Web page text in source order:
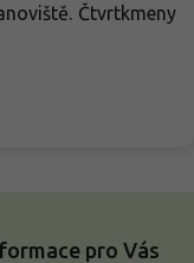
Čtvrtkmeny
pro Vás